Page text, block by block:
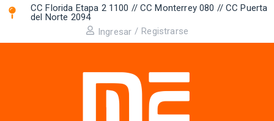
CC Florida Etapa 2 1100 // CC Monterrey 080 // CC Puerta
del Norte 2094 ​
Ingresar / Registrarse